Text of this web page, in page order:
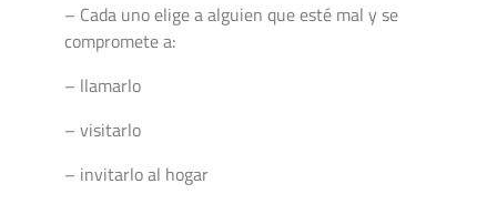
– Cada uno elige a alguien que esté mal y se
compromete a:
– llamarlo
– visitarlo
– invitarlo al hogar